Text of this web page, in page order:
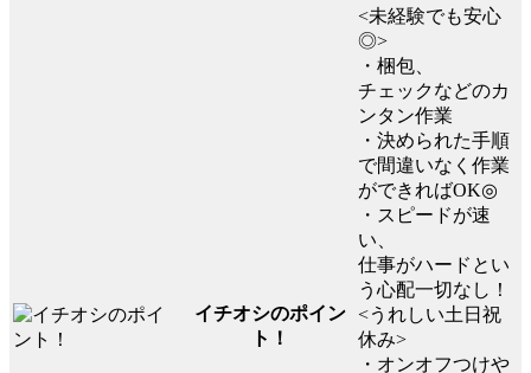
イチオシのポイン
ト！
<未経験でも安心
◎>
・梱包、
チェックなどのカ
ンタン作業
・決められた手順
で間違いなく作業
ができればOK◎
・スピードが速
い、
仕事がハードとい
う心配一切なし！
<うれしい土日祝
休み>
・オンオフつけや